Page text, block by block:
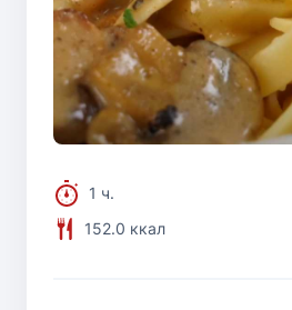
1 ч.
152.0 ккал